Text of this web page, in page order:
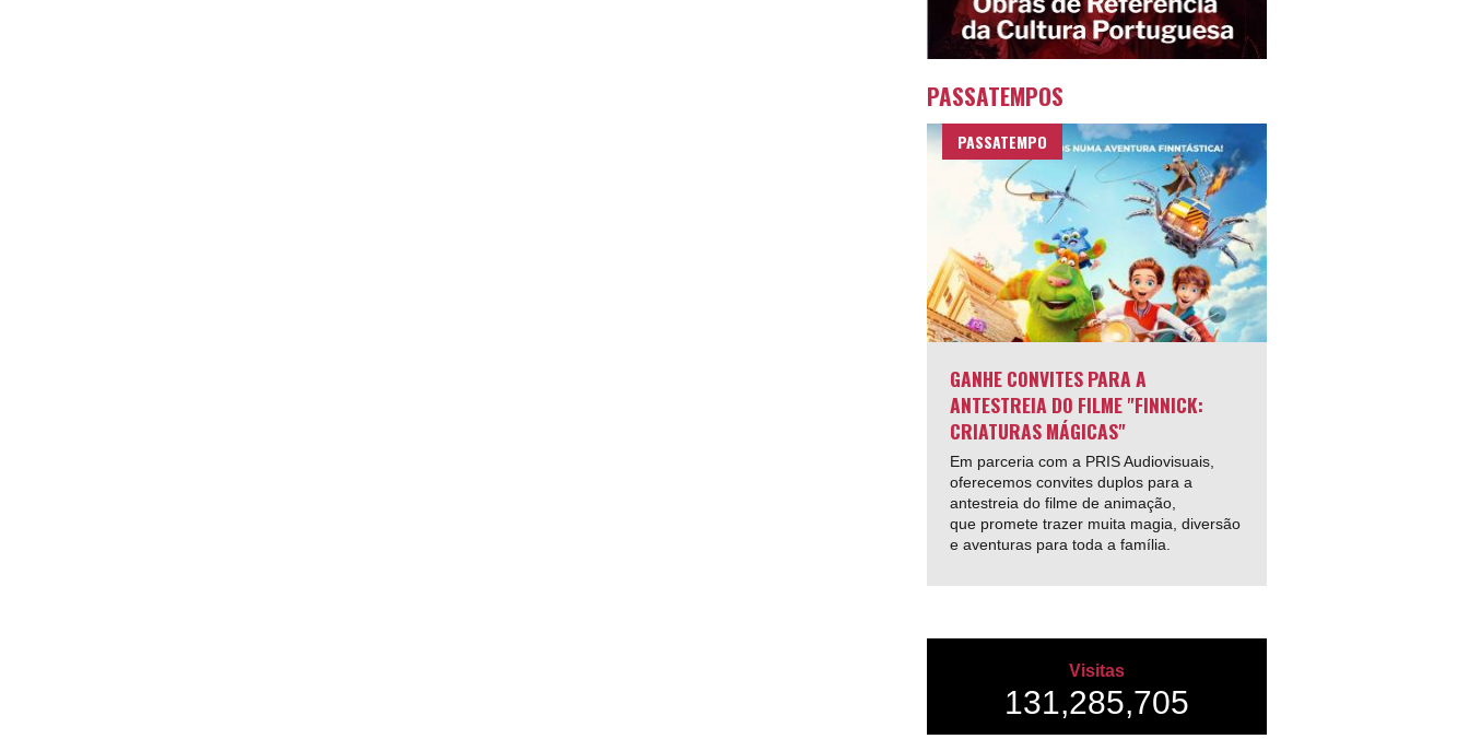
PASSATEMPOS
PASSATEMPO
GANHE CONVITES PARA A
ANTESTREIA DO FILME "FINNICK:
CRIATURAS MÁGICAS"
Em parceria com a PRIS Audiovisuais,
oferecemos convites duplos para a
antestreia do filme de animação,
que promete trazer muita magia, diversão
e aventuras para toda a família.
Visitas
131,285,705